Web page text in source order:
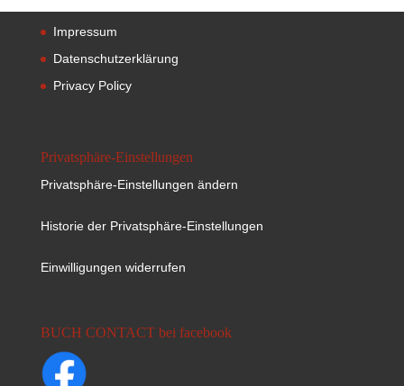
Impressum
Datenschutzerklärung
Privacy Policy
Privatsphäre-Einstellungen
Privatsphäre-Einstellungen ändern
Historie der Privatsphäre-Einstellungen
Einwilligungen widerrufen
BUCH CONTACT bei facebook